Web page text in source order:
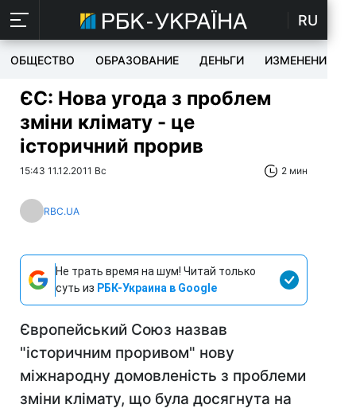
RU
ОБЩЕСТВО ОБРАЗОВАНИЕ ДЕНЬГИ ИЗМЕНЕНИЯ
ЄС: Нова угода з проблем
зміни клімату - це
історичний прорив
15:43 11.12.2011 Вс 2 мин
RBC.UA
Не трать время на шум! Читай только
суть из РБК-Украина в Google
Європейський Союз назвав
"історичним проривом" нову
міжнародну домовленість з проблеми
зміни клімату, що була досягнута на